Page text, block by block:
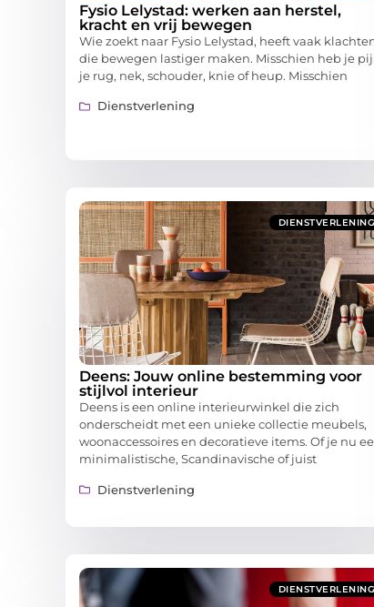
Fysio Lelystad: werken aan herstel,
kracht en vrij bewegen
Wie zoekt naar Fysio Lelystad, heeft vaak
die bewegen lastiger maken. Misschien heb je
je rug, nek, schouder, knie of heup. Misschien
Dienstverlening
DIENSTVERLENING
Deens: Jouw online bestemming voor
stijlvol interieur
Deens is een online interieurwinkel die zich
onderscheidt met een unieke collectie meubels,
woonaccessoires en decoratieve items. Of je nu
minimalistische, Scandinavische of juist
Dienstverlening
DIENSTVERLENING